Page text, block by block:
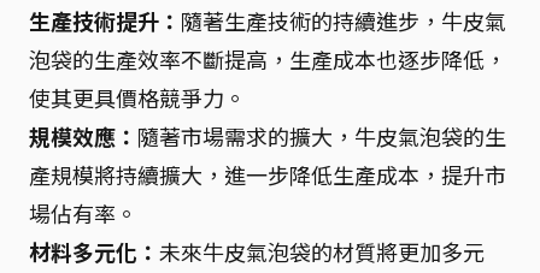
生產技術提升： 隨著生產技術的持續進步，牛皮氣
泡袋的生產效率不斷提高，生產成本也逐步降低，
使其更具價格競爭力。
規模效應： 隨著市場需求的擴大，牛皮氣泡袋的生
產規模將持續擴大，進一步降低生產成本，提升市
場佔有率。
材料多元化： 未來牛皮氣泡袋的材質將更加多元